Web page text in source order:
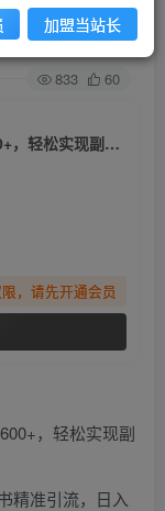
关注 私信
833 60
（6515期）小红书精准引流，小白日入600+，轻松实现副业经济自由（教程+1153G资源）
，请先开通会员
精准引流，日入
加盟当站长